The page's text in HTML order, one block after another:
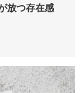
放つ存在感